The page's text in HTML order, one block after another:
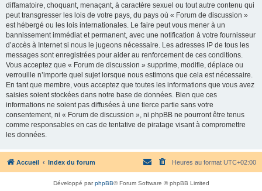
diffamatoire, choquant, menaçant, à caractère sexuel ou tout autre contenu qui
peut transgresser les lois de votre pays, du pays où « Forum de discussion »
est hébergé ou les lois internationales. Le faire peut vous mener à un
bannissement immédiat et permanent, avec une notification à votre fournisseur
d’accès à Internet si nous le jugeons nécessaire. Les adresses IP de tous les
messages sont enregistrées pour aider au renforcement de ces conditions.
Vous acceptez que « Forum de discussion » supprime, modifie, déplace ou
verrouille n’importe quel sujet lorsque nous estimons que cela est nécessaire.
En tant que membre, vous acceptez que toutes les informations que vous avez
saisies soient stockées dans notre base de données. Bien que ces
informations ne soient pas diffusées à une tierce partie sans votre
consentement, ni « Forum de discussion », ni phpBB ne pourront être tenus
comme responsables en cas de tentative de piratage visant à compromettre
les données.
Accueil Index du forum Heures au format UTC+02:00
Développé parphpBB® Forum Software © phpBB Limited